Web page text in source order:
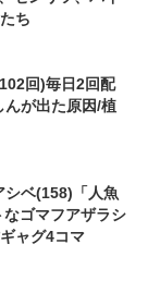
ち
回)毎日2回配
が出た原因/植
シベ(158)「人魚
ゴマフアザラシ
ャグ4コマ